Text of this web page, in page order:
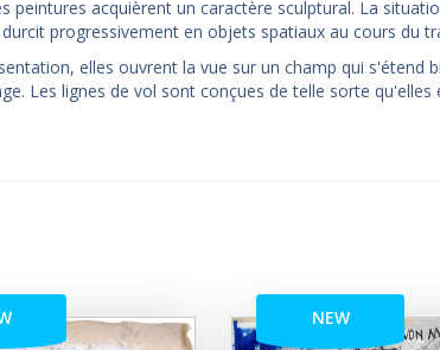
peintures acquièrent un caractère sculptural. La
progressivement en objets spatiaux au cours du
elles ouvrent la vue sur un champ qui s'étend
Les lignes de vol sont conçues de telle sorte qu'elles
NEW